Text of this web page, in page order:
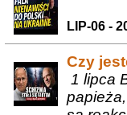
LIP-06 -
Czy
1 lipca